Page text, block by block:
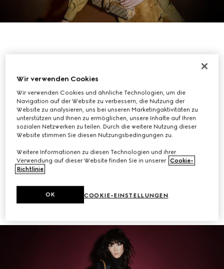
KAUFEN
Herren
Wir verwenden Cookies
Wir verwenden Cookies und ähnliche Technologien, um die
Navigation auf der Website zu verbessern, die Nutzung der
Website zu analysieren, uns bei unseren Marketingaktivitäten zu
unterstützen und Ihnen zu ermöglichen, unsere Inhalte auf Ihren
sozialen Netzwerken zu teilen. Durch die weitere Nutzung dieser
Website stimmen Sie diesen Nutzungsbedingungen zu.
Weitere Informationen zu diesen Technologien und ihrer
Verwendung auf dieser Website finden Sie in unserer Cookie-
Richtlinie.
COOKIE-EINSTELLUNGEN
OK